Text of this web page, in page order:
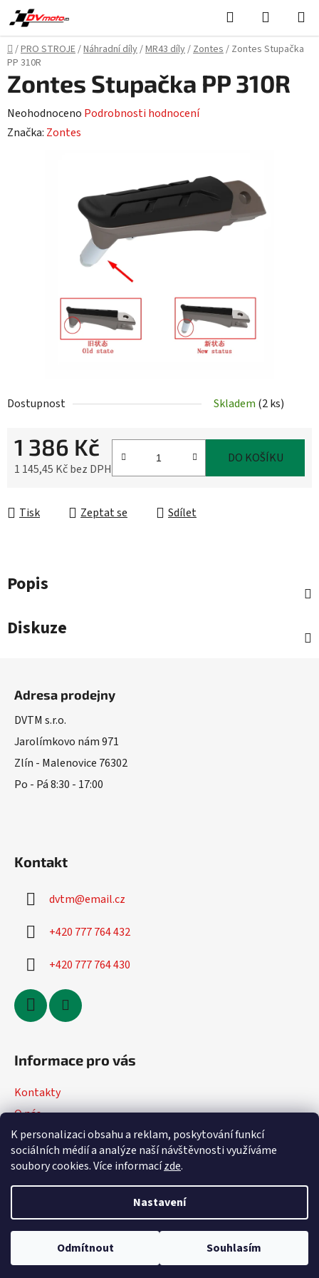
K personalizaci obsahu a reklam, poskytování funkcí
sociálních médií a analýze naší návštěvnosti využíváme
soubory cookies. Více informacízde.
Nastavení
Odmítnout Souhlasím
Přejít
na
obsah
Hledat
KOŠÍK
Domů
/PRO STROJE/Náhradní díly/MR43 díly/Zontes/ Zontes Stupačka
PP 310R
Dostupnost Skladem (2 ks)
1 386 Kč
1 145,45 Kč bez DPH
DO KOŠÍKU
Tisk Zeptat se Sdílet
Zontes Stupačka PP 310R
Průměrné
hodnocení
Neohodnoceno Podrobnosti hodnocení
Značka: Zontes
Popis
Diskuze
Adresa prodejny
DVTM s.r.o.
Jarolímkovo nám 971
Zlín - Malenovice 76302
Po - Pá 8:30 - 17:00
Kontakt
dvtm@email.cz
+420 777 764 432
+420 777 764 430
Informace pro vás
Kontakty
O nás
Jak nakupovat
Obchodní podmínky
Vytvořil Shoptet
Copyright 2026DVmoto . Všechna práva vyhrazena.
nastavení cookies